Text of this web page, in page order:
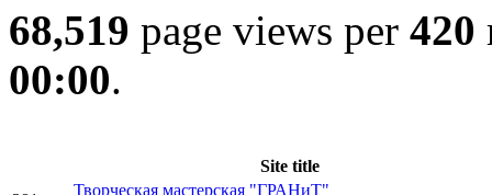
68,519 page views per 420
00:00.
Site title
Творческая мастерская "ГРАНиТ"